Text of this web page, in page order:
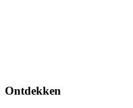
Ontdekken